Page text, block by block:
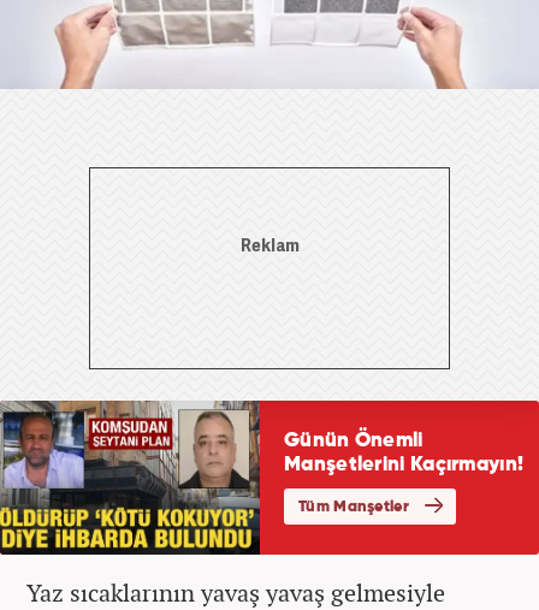
Yaz sıcaklarının yavaş yavaş gelmesiyle